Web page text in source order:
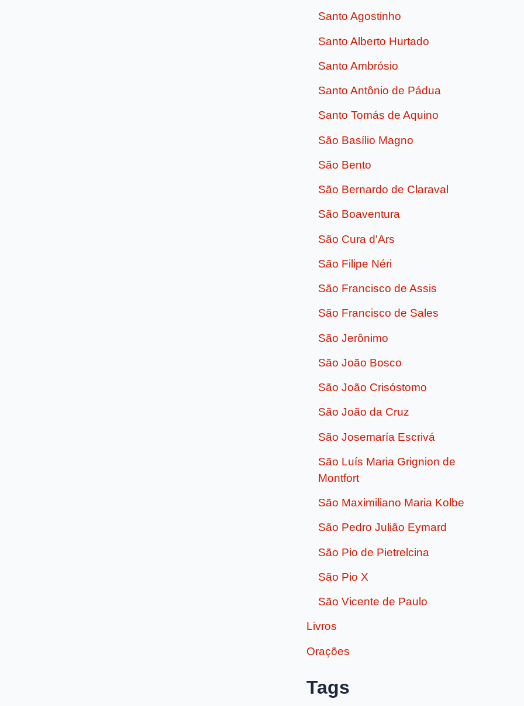
Santo Agostinho
Santo Alberto Hurtado
Santo Ambrósio
Santo Antônio de Pádua
Santo Tomás de Aquino
São Basílio Magno
São Bento
São Bernardo de Claraval
São Boaventura
São Cura d'Ars
São Filipe Néri
São Francisco de Assis
São Francisco de Sales
São Jerônimo
São João Bosco
São João Crisóstomo
São João da Cruz
São Josemaría Escrivá
São Luís Maria Grignion de
Montfort
São Maximiliano Maria Kolbe
São Pedro Julião Eymard
São Pio de Pietrelcina
São Pio X
São Vicente de Paulo
Livros
Orações
Tags